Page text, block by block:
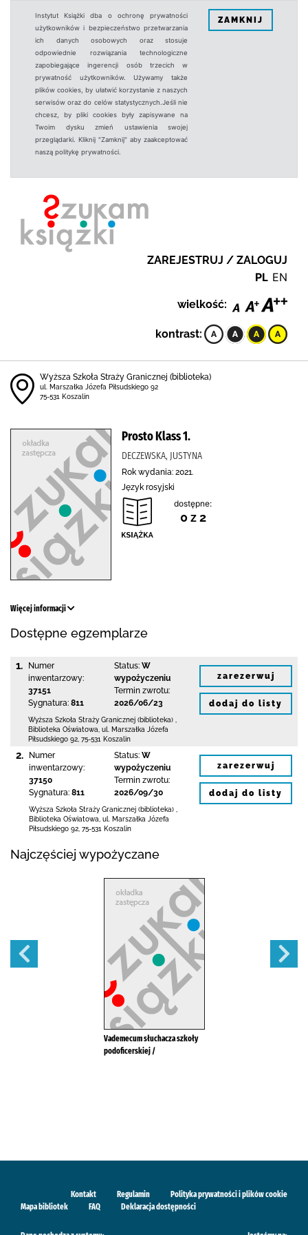
Instytut Książki dba o ochronę prywatności
użytkowników i bezpieczeństwo przetwarzania
ich danych osobowych oraz stosuje
odpowiednie rozwiązania technologiczne
zapobiegające ingerencji osób trzecich w
prywatność użytkowników. Używamy także
plików cookies, by ułatwić korzystanie z naszych
serwisów oraz do celów statystycznych.Jeśli nie
chcesz, by pliki cookies były zapisywane na
Twoim dysku zmień ustawienia swojej
przeglądarki. Kliknij "Zamknij" aby zaakceptować
naszą politykę prywatności.
ZAMKNIJ
ZAREJESTRUJ / ZALOGUJ
PL EN
wielkość:
kontrast:
Wyższa Szkoła Straży Granicznej (biblioteka)
ul. Marszałka Józefa Piłsudskiego 92
75-531 Koszalin
Prosto Klass 1.
DECZEWSKA, JUSTYNA
Rok wydania: 2021.
Język rosyjski
dostępne:
0 z 2
Więcej informacji
Dostępne egzemplarze
1.
Numer
inwentarzowy:
37151
Sygnatura: 811
Status: W
wypożyczeniu
Termin zwrotu:
2026/06/23
Wyższa Szkoła Straży Granicznej (biblioteka)
Biblioteka Oświatowa, ul. Marszałka Józefa
Piłsudskiego 92 75-531 Koszalin
zarezerwuj
dodaj do listy
2.
Numer
inwentarzowy:
37150
Sygnatura: 811
Status: W
wypożyczeniu
Termin zwrotu:
2026/09/30
Wyższa Szkoła Straży Granicznej (biblioteka)
Biblioteka Oświatowa, ul. Marszałka Józefa
Piłsudskiego 92 75-531 Koszalin
zarezerwuj
dodaj do listy
Najczęściej wypożyczane
Vademecum słuchacza szkoły
podoficerskiej /
Kontakt Regulamin
Polityka prywatności i plików cookie
Mapa bibliotek
FAQ Deklaracja dostępności